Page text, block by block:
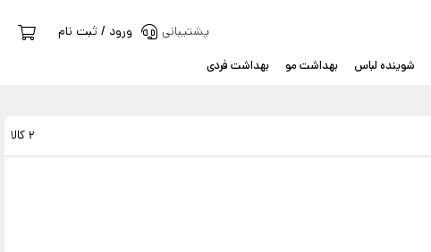
ورود / ثبت نام پشتیبانی
شوینده لباس بهداشت مو بهداشت فردی
2 کالا